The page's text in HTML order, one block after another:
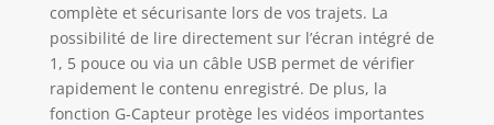
ouverture
permettent d’obtenir
des images claires,
même dans des
environnements
complète et sécurisante lors de vos trajets. La
possibilité de lire directement sur l’écran intégré de
1, 5 pouce ou via un câble USB permet de vérifier
rapidement le contenu enregistré. De plus, la
fonction G-Capteur protège les vidéos importantes